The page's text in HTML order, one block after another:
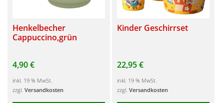
Henkelbecher
Cappuccino,grün
4,90€
inkl. 19 % MwSt.
zzgl. Versandkosten
Kinder Geschirrset
22,95€
inkl. 19 % MwSt.
zzgl. Versandkosten